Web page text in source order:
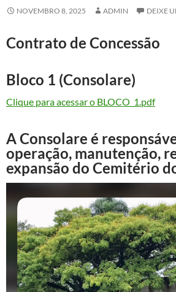
NOVEMBRO 8, 2025 ADMIN DEIXE
Contrato de Concessão
Bloco 1 (Consolare)
Clique para acessar o BLOCO_1.pdf
A Consolare é
operação, manutenção,
expansão do Cemitério